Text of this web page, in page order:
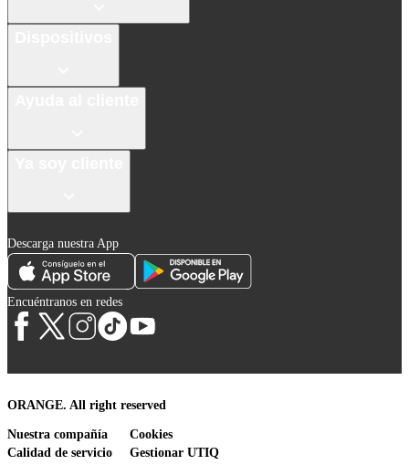
Descarga nuestra App
Encuéntranos en redes
ORANGE. All right reserved
Nuestra compañía
Calidad de servicio
Cookies
Gestionar UTIQ